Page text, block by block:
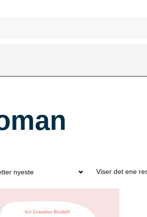
Viser det ene